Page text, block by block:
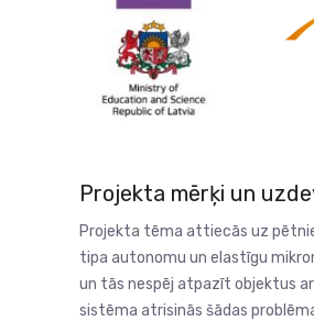
Projekta mērķi un
Projekta tēma attiecās uz
tipa autonomu un elastīgu
un tās nespēj atpazīt objektus
sistēma atrisinās šādas